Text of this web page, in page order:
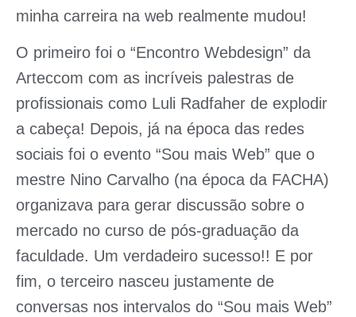
minha carreira na web realmente mudou!
O primeiro foi o “Encontro Webdesign” da
Arteccom com as incríveis palestras de
profissionais como Luli Radfaher de explodir
a cabeça! Depois, já na época das redes
sociais foi o evento “Sou mais Web” que o
mestre Nino Carvalho (na época da FACHA)
organizava para gerar discussão sobre o
mercado no curso de pós-graduação da
faculdade. Um verdadeiro sucesso!! E por
fim, o terceiro nasceu justamente de
conversas nos intervalos do “Sou mais Web”